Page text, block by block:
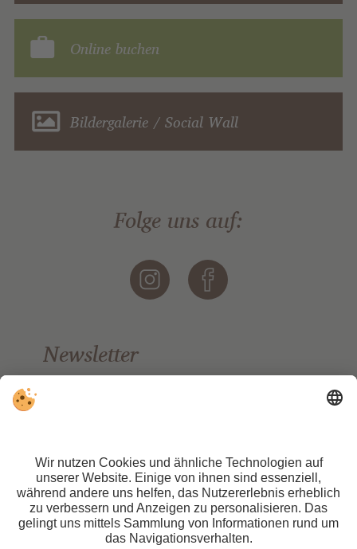
Online buchen
Bildergalerie / Social Wall
Folge uns auf:
Newsletter
Bleiben Sie auf dem Laufenden.
TONZHAUS, Hotel & Pizzeria
Familie Götsch
Unser Frau 27
39020 Schnalstal
Südtirol
Tel.+39 0473 66 96 88